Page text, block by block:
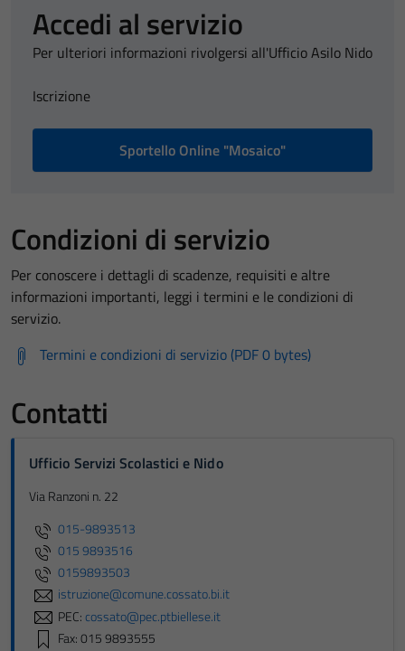
Accedi al servizio
Per ulteriori informazioni rivolgersi all'Ufficio Asilo Nido
Iscrizione
Sportello Online "Mosaico"
Condizioni di servizio
Per conoscere i dettagli di scadenze, requisiti e altre
informazioni importanti, leggi i termini e le condizioni di
servizio.
Termini e condizioni di servizio (PDF 0 bytes)
Contatti
Ufficio Servizi Scolastici e Nido
Via Ranzoni n. 22
015-9893513
015 9893516
0159893503
istruzione@comune.cossato.bi.it
PEC:cossato@pec.ptbiellese.it
Fax: 015 9893555